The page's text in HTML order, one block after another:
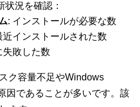
況を確認：
: インストールが必要な数
近インストールされた数
失敗した数
ク容量不足やWindows
因であることが多いです。該